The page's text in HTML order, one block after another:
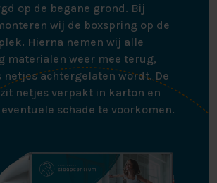
op de begane grond. Bij
wij de boxspring op de
Hierna nemen wij alle
materialen weer mee terug,
netjes achtergelaten wordt. De
netjes verpakt in karton en
schade te voorkomen.